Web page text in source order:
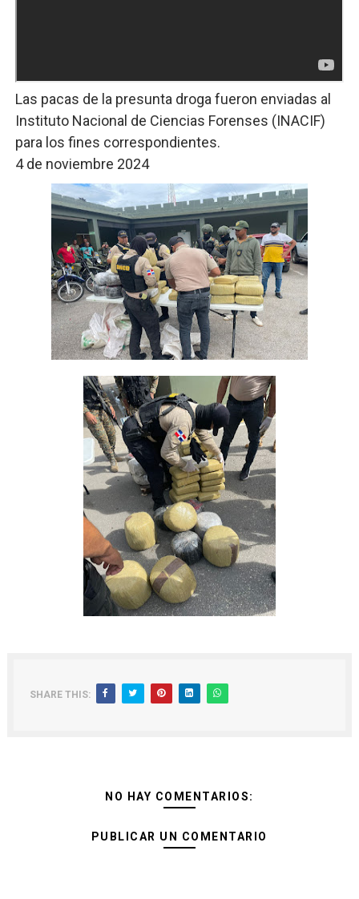
Las pacas de la presunta droga fueron enviadas al
Instituto Nacional de Ciencias Forenses (INACIF)
para los fines correspondientes.
4 de noviembre 2024
SHARE THIS:
NO HAY COMENTARIOS:
PUBLICAR UN COMENTARIO